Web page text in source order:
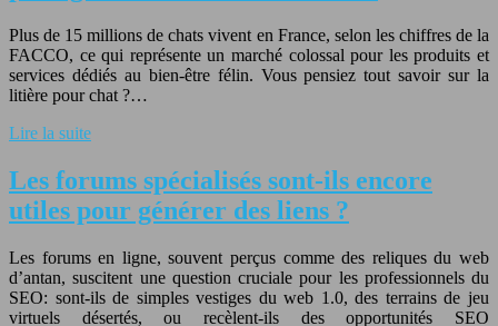
Plus de 15 millions de chats vivent en France, selon les chiffres de la
FACCO, ce qui représente un marché colossal pour les produits et
services dédiés au bien-être félin. Vous pensiez tout savoir sur la
litière pour chat ?…
Lire la suite
Les forums spécialisés sont-ils encore
utiles pour générer des liens ?
Les forums en ligne, souvent perçus comme des reliques du web
d’antan, suscitent une question cruciale pour les professionnels du
SEO: sont-ils de simples vestiges du web 1.0, des terrains de jeu
virtuels désertés, ou recèlent-ils des opportunités SEO